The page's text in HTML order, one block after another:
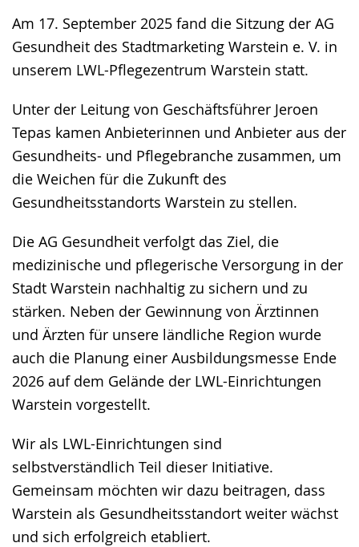
Am 17. September 2025 fand die Sitzung der AG
Gesundheit des Stadtmarketing Warstein e. V. in
unserem LWL-Pflegezentrum Warstein statt.
Unter der Leitung von Geschäftsführer Jeroen
Tepas kamen Anbieterinnen und Anbieter aus der
Gesundheits- und Pflegebranche zusammen, um
die Weichen für die Zukunft des
Gesundheitsstandorts Warstein zu stellen.
Die AG Gesundheit verfolgt das Ziel, die
medizinische und pflegerische Versorgung in der
Stadt Warstein nachhaltig zu sichern und zu
stärken. Neben der Gewinnung von Ärztinnen
und Ärzten für unsere ländliche Region wurde
auch die Planung einer Ausbildungsmesse Ende
2026 auf dem Gelände der LWL-Einrichtungen
Warstein vorgestellt.
Wir als LWL-Einrichtungen sind
selbstverständlich Teil dieser Initiative.
Gemeinsam möchten wir dazu beitragen, dass
Warstein als Gesundheitsstandort weiter wächst
und sich erfolgreich etabliert.